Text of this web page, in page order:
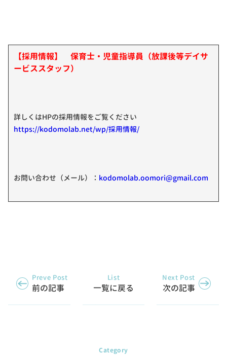
【採用情報】 保育士・児童指導員（放課後等デイサ
ービススタッフ）
詳しくはHPの採用情報をご覧ください
https://kodomolab.net/wp/採用情報/
お問い合わせ（メール）： kodomolab.oomori@gmail.com
Preve Post
前の記事
List
一覧に戻る
Next Post
次の記事